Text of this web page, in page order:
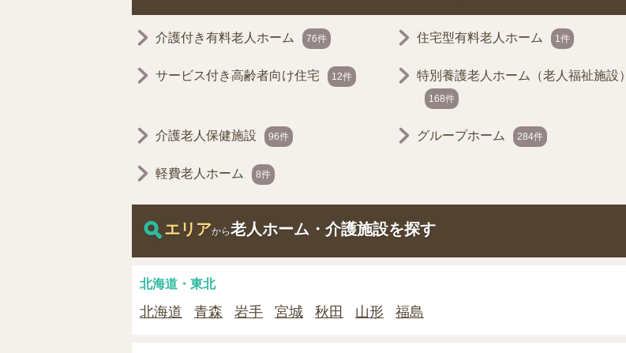
介護付き有料老人ホーム 76件 住宅型有料老人ホーム 1件
サービス付き高齢者向け住宅 12件 特別養護老人ホーム（老人福祉施設）
168件
介護老人保健施設 96件 グループホーム 284件
軽費老人ホーム 8件
エリアから老人ホーム・介護施設を探す
北海道・東北
北海道 青森 岩手 宮城 秋田 山形 福島